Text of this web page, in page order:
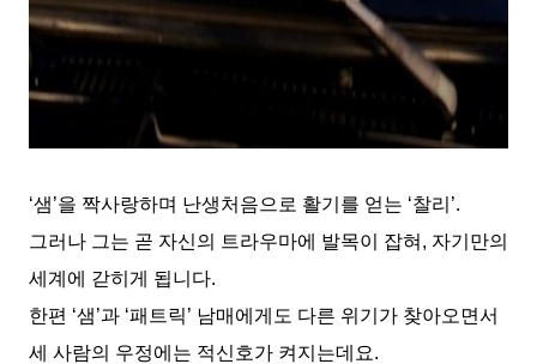
‘샘’을 짝사랑하며 난생처음으로 활기를 얻는 ‘찰리 ’.
그러나 그는 곧 자신의 트라우마에 발목이 잡혀 , 자기만의
세계에 갇히게 됩니다.
한편 ‘샘’과 ‘패트릭’ 남매에게도 다른 위기가 찾아오면서
세 사람의 우정에는 적신호가 켜지는데요.